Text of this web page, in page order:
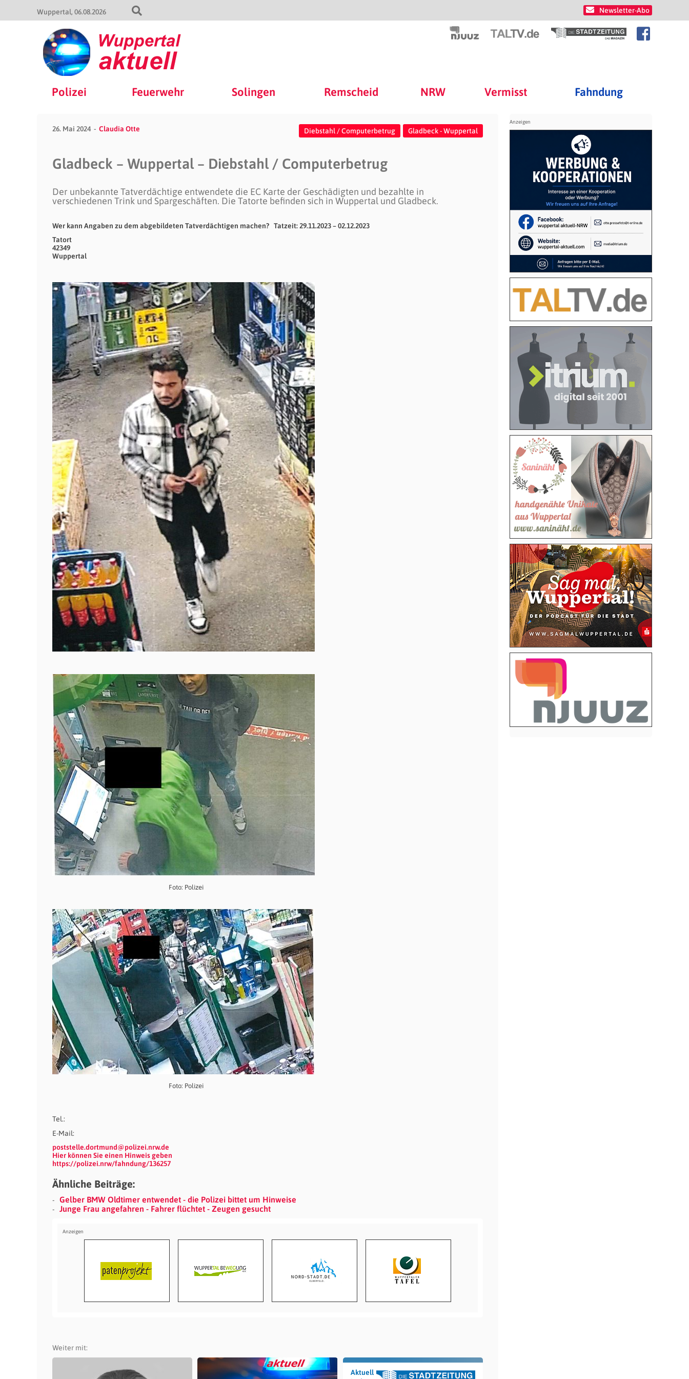
Wuppertal 06.08.2026 Newsletter-Abo
Polizei Feuerwehr Solingen Remscheid NRW Vermisst Fahndung
26. Mai 2024 Claudia Otte Diebstahl / Computerbetrug Gladbeck - Wuppertal
Gladbeck – Wuppertal – Diebstahl / Computerbetrug
Der unbekannte Tatverdächtige entwendete die EC Karte der Geschädigten und bezahlte in
verschiedenen Trink und Spargeschäften. Die Tatorte befinden sich in Wuppertal und Gladbeck.
Wer kann Angaben zu dem abgebildeten Tatverdächtigen machen? Tatzeit: 29.11.2023 – 02.12.2023
Tatort
42349
Wuppertal
Foto: Polizei
Foto: Polizei
Tel.:
E-Mail:
poststelle.dortmund@polizei.nrw.de
Hier können Sie einen Hinweis geben
https://polizei.nrw/fahndung/136257
Ähnliche Beiträge:
Gelber BMW Oldtimer entwendet - die Polizei bittet um Hinweise
Junge Frau angefahren - Fahrer flüchtet - Zeugen gesucht
Weiter mit:
Aktuell